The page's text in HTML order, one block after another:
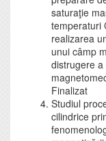
saturaţie
temperaturi
realizarea
unui câmp
distrugere
Finalizat
Studiul
cilindrice